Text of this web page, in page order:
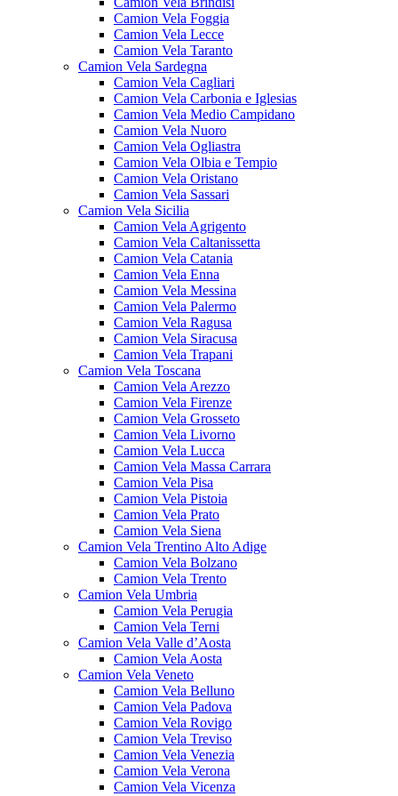
Camion Vela Foggia
Camion Vela Lecce
Camion Vela Taranto
Camion Vela Sardegna
Camion Vela Cagliari
Camion Vela Carbonia e Iglesias
Camion Vela Medio Campidano
Camion Vela Nuoro
Camion Vela Ogliastra
Camion Vela Olbia e Tempio
Camion Vela Oristano
Camion Vela Sassari
Camion Vela Sicilia
Camion Vela Agrigento
Camion Vela Caltanissetta
Camion Vela Catania
Camion Vela Enna
Camion Vela Messina
Camion Vela Palermo
Camion Vela Ragusa
Camion Vela Siracusa
Camion Vela Trapani
Camion Vela Toscana
Camion Vela Arezzo
Camion Vela Firenze
Camion Vela Grosseto
Camion Vela Livorno
Camion Vela Lucca
Camion Vela Massa Carrara
Camion Vela Pisa
Camion Vela Pistoia
Camion Vela Prato
Camion Vela Siena
Camion Vela Trentino Alto Adige
Camion Vela Bolzano
Camion Vela Trento
Camion Vela Umbria
Camion Vela Perugia
Camion Vela Terni
Camion Vela Valle d’Aosta
Camion Vela Aosta
Camion Vela Veneto
Camion Vela Belluno
Camion Vela Padova
Camion Vela Rovigo
Camion Vela Treviso
Camion Vela Venezia
Camion Vela Verona
Camion Vela Vicenza